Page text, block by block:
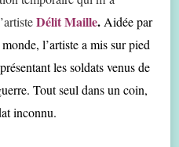
Délit Maille. Aidée par
l’artiste a mis sur pied
les soldats venus de
Tout seul dans un coin,
inconnu.